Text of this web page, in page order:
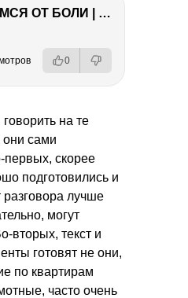
ИЗБАВЛЯЕМСЯ ОТ БОЛИ | Важность режима и питания
0
на те
сами
скорее
подготовились и
лучше
могут
вторых, текст и
готовят не они,
по квартирам
часто очень